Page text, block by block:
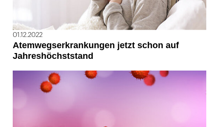
01.12.2022
Atemwegserkrankungen jetzt schon auf
Jahreshöchststand